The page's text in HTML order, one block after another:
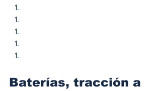
Baterías, tracción a